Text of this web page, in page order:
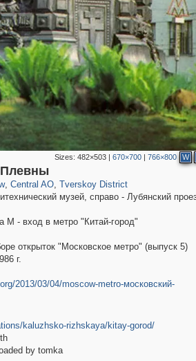
Sizes:482×503 |670×700 |766×800 W
29,243
, Central AO
5,916
, Tverskoy District
53,052
музей, справо - Лубянский
М - вход в метро "Китай-город"
открыток "Московское метро" (выпуск 5)
г.
2013/03/04/moscow-metro-московский-
kaluzhsko-rizhskaya/kitay-gorod/
by tomka